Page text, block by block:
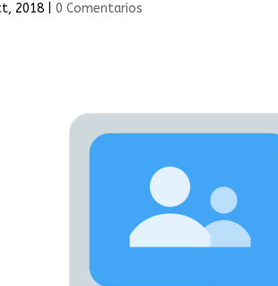
2018 |0 Comentarios